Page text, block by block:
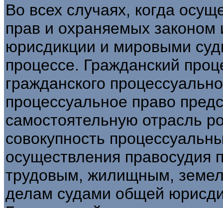
Во всех случаях, когда
прав и охраняемых
юрисдикции и мировыми
процессе. Гражданский
гражданского
процессуальное право
самостоятельную отрасль
совокупность
осуществления
трудовым, жилищным,
делам судами общей